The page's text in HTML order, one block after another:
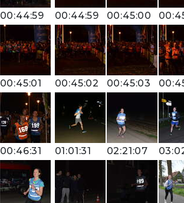
00:44:59 00:44:59 00:45:00
00:45:01 00:45:02 00:45:03
00:46:31 01:01:31 02:21:07